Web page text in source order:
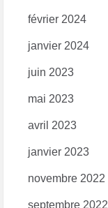
février 2024
janvier 2024
juin 2023
mai 2023
avril 2023
janvier 2023
novembre 2022
septembre 2022